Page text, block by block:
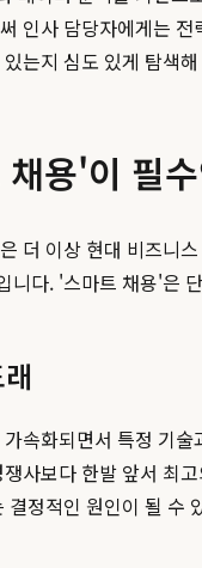
인사 담당자에게는
는지 심도 있게 탐색
용'이 필
더 이상 현대 비즈니
니다. '스마트 채용'은
속화되면서 특정 기
사보다 한발 앞서 최
정적인 원인이 될 수